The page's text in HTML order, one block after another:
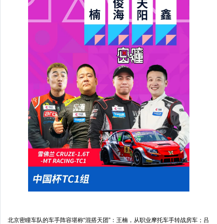
北京密瞳车队的车手阵容堪称“混搭天团”：王楠，从职业摩托车手转战房车；吕